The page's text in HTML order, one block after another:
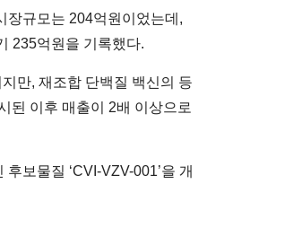
장규모는 204억원이었는데,
235억원을 기록했다.
만, 재조합 단백질 백신의 등
된 이후 매출이 2배 이상으로
보물질 ‘CVI-VZV-001’을 개